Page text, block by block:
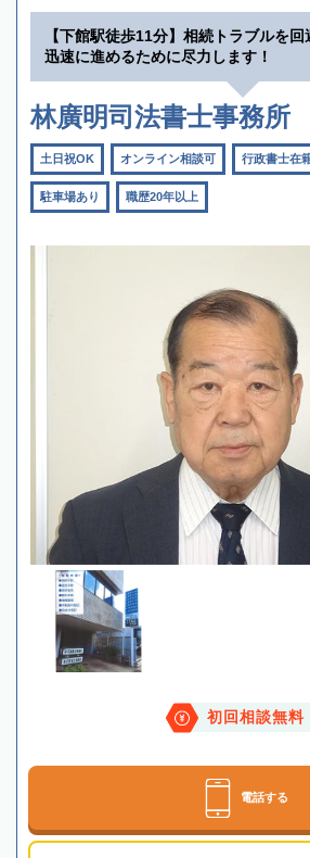
【下館駅徒歩11分】相続トラブルを
迅速に進めるために尽力します！
林廣明司法書士事務所
土日祝OK オンライン相談可 行政書士在
駐車場あり 職歴20年以上
初回相談無料
電話する